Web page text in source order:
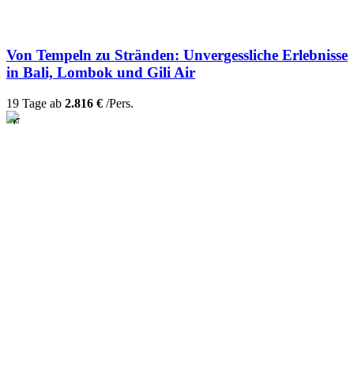
Von Tempeln zu Stränden: Unvergessliche Erlebnisse
in Bali, Lombok und Gili Air
19 Tage ab 2.816 € /Pers.